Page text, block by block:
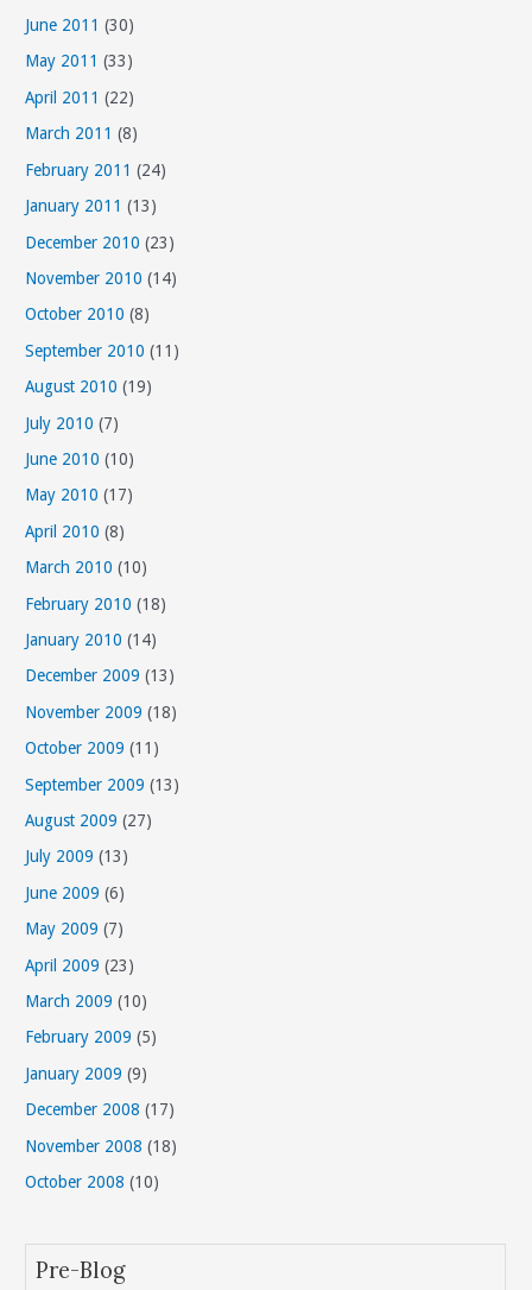
June 2011 (30)
May 2011 (33)
April 2011 (22)
March 2011 (8)
February 2011 (24)
January 2011 (13)
December 2010 (23)
November 2010 (14)
October 2010 (8)
September 2010 (11)
August 2010 (19)
July 2010 (7)
June 2010 (10)
May 2010 (17)
April 2010 (8)
March 2010 (10)
February 2010 (18)
January 2010 (14)
December 2009 (13)
November 2009 (18)
October 2009 (11)
September 2009 (13)
August 2009 (27)
July 2009 (13)
June 2009 (6)
May 2009 (7)
April 2009 (23)
March 2009 (10)
February 2009 (5)
January 2009 (9)
December 2008 (17)
November 2008 (18)
October 2008 (10)
Pre-Blog